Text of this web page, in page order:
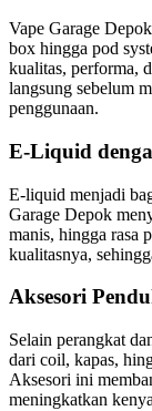
Vape Garage
box hingga pod
kualitas, performa,
langsung sebelum
penggunaan.
E-Liquid
E-liquid menjadi
Garage Depok
manis, hingga rasa
kualitasnya,
Aksesori
Selain perangkat
dari coil, kapas,
Aksesori ini
meningkatkan